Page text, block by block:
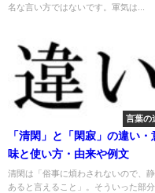
名な言い方ではないです。軍気は...
言葉の
「清閑」と「閑寂」の違い・
味と使い方・由来や例文
清閑は「俗事に煩わされないので、
あると言えること」。そういった部